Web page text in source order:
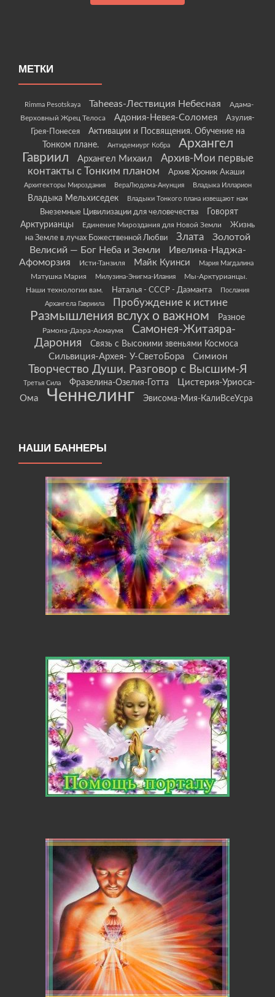
МЕТКИ
Rimma Pesotskaya Taheeas-Лествиция Небесная
Адама-
Верховный Жрец Телоса
Адония-Невея-Соломея
Азулия-
Грея-Понесея
Активации и Посвящения. Обучение на
Тонком плане.
Антидемиург Кобра
Архангел
Гавриил
Архангел Михаил
Архив-Мои первые
контакты с Тонким планом
Архив Хроник Акаши
Архитекторы Мироздания ВераЛюдома-Анунция Владыка Илларион
Владыка Мельхиседек Владыки Тонкого плана извещают нам
Внеземные Цивилизации для человечества
Говорят
Арктурианцы
Единение Мироздания для Новой Земли
Жизнь
на Земле в лучах Божественной Любви
Злата
Золотой
Велисий — Бог Неба и Земли
Ивелина-Наджа-
Афоморзия
Исти-Танзиля Майк Куинси Мария Магдалина
Матушка Мария Милузина-Энигма-Илания
Мы-Арктурианцы.
Наши технологии вам.
Наталья - СССР - Даэманта
Послания
Архангела Гавриила
Пробуждение к истине
Размышления вслух о важном Разное
Рамона-Даэра-Аомаумя
Самонея-Житаяра-
Дарония
Связь с Высокими звеньями Космоса
Сильвиция-Архея- У-СветоБора Симион
Творчество Души. Разговор с Высшим-Я
Третья Сила Фразелина-Озелия-Готта
Цистерия-Уриоса-
Ома
Ченнелинг Эвисома-Мия-КалиВсеУсра
НАШИ БАННЕРЫ